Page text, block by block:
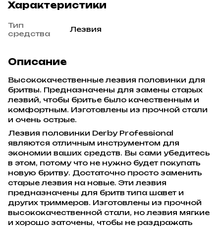
Характеристики
Тип
средства
Лезвия
Описание
Высококачественные лезвия половинки для
бритвы. Предназначены для замены старых
лезвий, чтобы бритье было качественным и
комфортным. Изготовлены из прочной стали
и очень острые.
Лезвия половинки Derby Professional
являются отличным инструментом для
экономии ваших средств. Вы сами убедитесь
в этом, потому что не нужно будет покупать
новую бритву. Достаточно просто заменить
старые лезвия на новые. Эти лезвия
предназначены для бритв типа шавет и
других триммеров. Изготовлены из прочной
высококачественной стали, но лезвия мягкие
и хорошо заточены, чтобы не раздражать